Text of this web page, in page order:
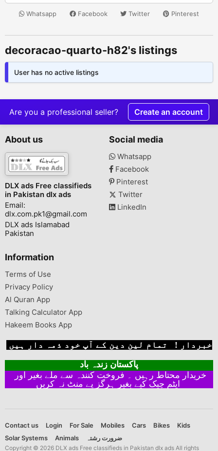
Whatsapp Facebook Twitter Pinterest
decoracao-quarto-h82's listings
User has no active listings
Are you a professional seller? Create an account
About us
DLX ads Free classifieds
in Pakistan dlx ads
Email:
dlx.com.pk1@gmail.com
DLX ads Islamabad
Pakistan
Social media
Whatsapp
Facebook
Pinterest
Twitter
LinkedIn
Information
Terms of Use
Privacy Policy
Al Quran App
Talking Calculator App
Hakeem Books App
خبردار ! تمام لین دین کے آپ خود ذمہ دار ہیں
پاکستان زندہ باد
ایٹم چیک کیے بغیر ہرگز پے منٹ نہ کریں
Contact us Login For Sale Mobiles Cars Bikes
Kids
Solar Systems
Animals ضرورت رشتہ
Copyright © 2026 DLX ads Free classifieds in Pakistan dlx ads All rights